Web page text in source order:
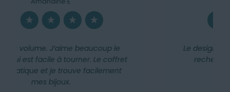
Le design est exactement ce que l’on peut
rechercher en tant que femme pour
ranger tous nos bijoux.